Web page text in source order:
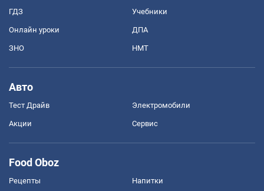
ГДЗ Учебники
Онлайн уроки ДПА
ЗНО НМТ
Авто
Тест Драйв Электромобили
Акции Сервис
Food Oboz
Рецепты Напитки